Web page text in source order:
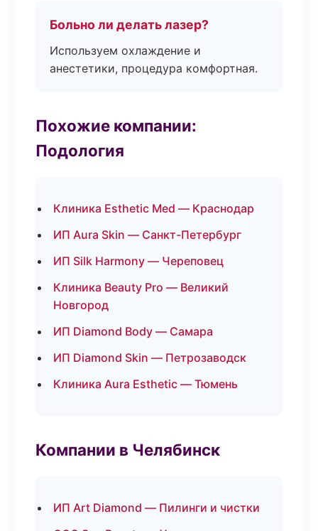
Больно ли делать лазер?
Используем охлаждение и
анестетики, процедура комфортная.
Похожие компании:
Подология
Клиника Esthetic Med — Краснодар
ИП Aura Skin — Санкт-Петербург
ИП Silk Harmony — Череповец
Клиника Beauty Pro — Великий
Новгород
ИП Diamond Body — Самара
ИП Diamond Skin — Петрозаводск
Клиника Aura Esthetic — Тюмень
Компании в Челябинск
ИП Art Diamond — Пилинги и чистки